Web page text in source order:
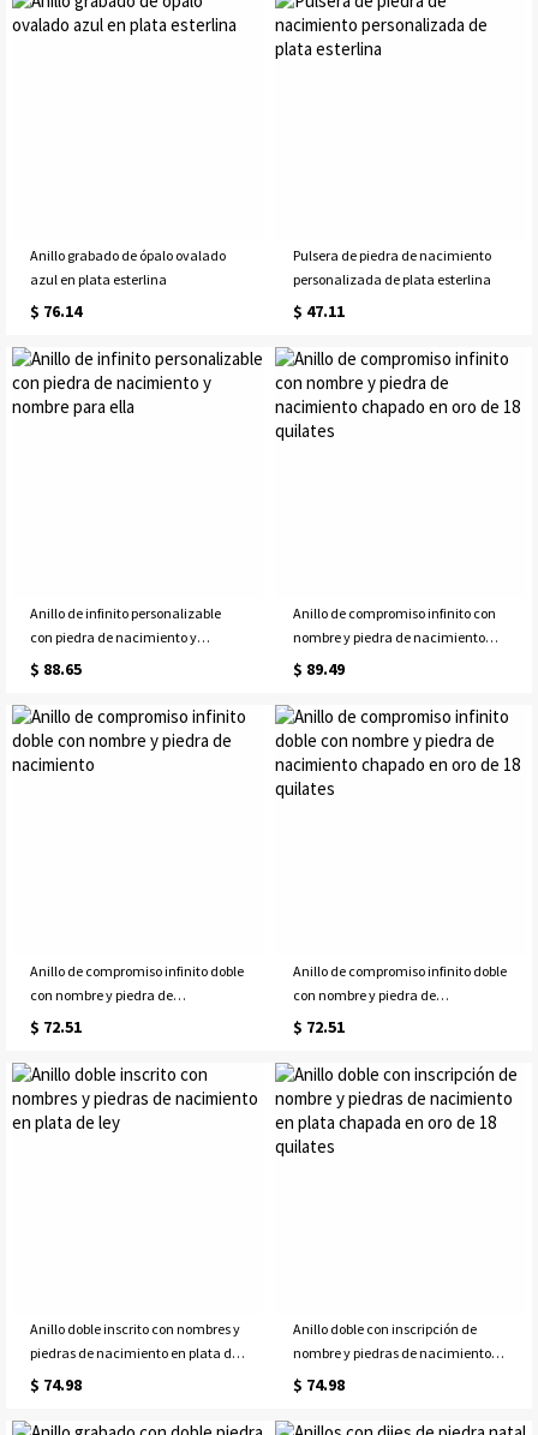
Anillo grabado de ópalo ovalado
azul en plata esterlina
$ 76.14
Pulsera de piedra de nacimiento
personalizada de plata esterlina
$ 47.11
Anillo de infinito personalizable
con piedra de nacimiento y
nombre para ella
$ 88.65
Anillo de compromiso infinito con
nombre y piedra de nacimiento
chapado en oro de 18 quilates
$ 89.49
Anillo de compromiso infinito doble
con nombre y piedra de
nacimiento
$ 72.51
Anillo de compromiso infinito doble
con nombre y piedra de
nacimiento chapado en oro de 18
$ 72.51
Anillo doble inscrito con nombres y
piedras de nacimiento en plata de
ley
$ 74.98
Anillo doble con inscripción de
nombre y piedras de nacimiento
en plata chapada en oro de 18
$ 74.98